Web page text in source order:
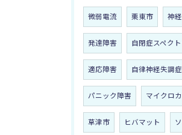
微弱電流 栗東市 神
発達障害 自閉症スペク
適応障害 自律神経失調症
パニック障害 マイクロ
草津市 ヒバマット